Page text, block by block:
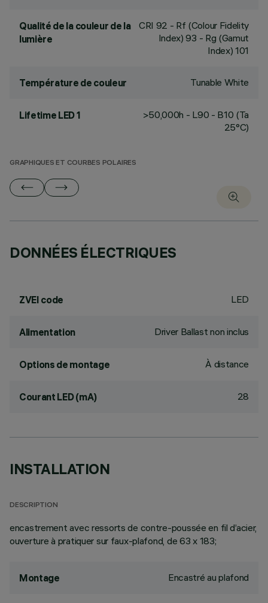
Qualité de la couleur de la
lumière
CRI 92 - Rf (Colour Fidelity
Index) 93 - Rg (Gamut
Index) 101
Température de couleur Tunable White
Lifetime LED 1
>50,000h - L90 - B10 (Ta
25°C)
GRAPHIQUES ET COURBES POLAIRES
DONNÉES ÉLECTRIQUES
ZVEI code LED
Alimentation Driver Ballast non inclus
Options de montage À distance
Courant LED (mA) 28
INSTALLATION
DESCRIPTION
encastrement avec ressorts de contre-poussée en fil d’acier,
ouverture à pratiquer sur faux-plafond, de 63 x 183;
Montage Encastré au plafond